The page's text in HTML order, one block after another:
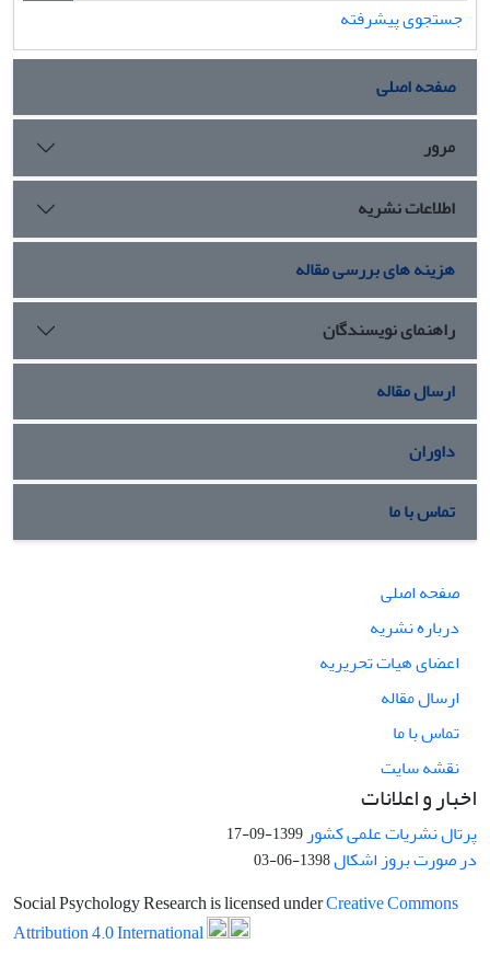
جستجوی پیشرفته
صفحه اصلی
مرور
اطلاعات نشریه
هزینه های بررسی مقاله
راهنمای نویسندگان
ارسال مقاله
داوران
تماس با ما
صفحه اصلی
درباره نشریه
اعضای هیات تحریریه
ارسال مقاله
تماس با ما
نقشه سایت
اخبار و اعلانات
پرتال نشریات علمی کشور 1399-09-17
در صورت بروز اشکال1398-06-03
Social Psychology Research is licensed underCreative Commons
Attribution 4.0 International